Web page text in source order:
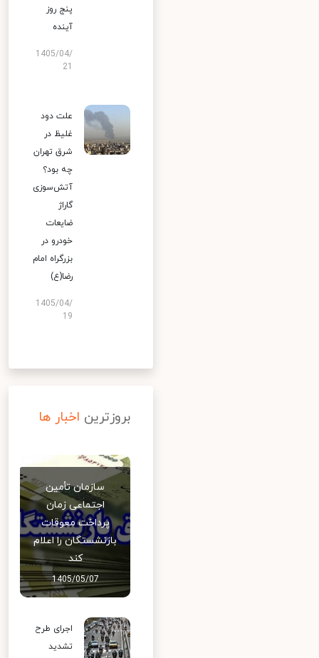
پنج روز
آینده
1405/04/
علت دود
غلیظ در
شرق تهران
چه بود؟
آتش‌سوزی
گاراژ
ضایعات
خودرو در
بزرگراه امام
رضا(ع)
1405/04/
19
بروزترین اخبار ها
سازمان تأمین
اجتماعی زمان
پرداخت معوقات
بازنشستگان را اعلام
کند
1405/05/07
اجرای طرح
تشدید